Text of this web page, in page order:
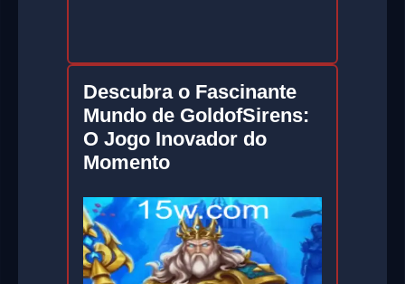
Descubra o Fascinante
Mundo de GoldofSirens:
O Jogo Inovador do
Momento